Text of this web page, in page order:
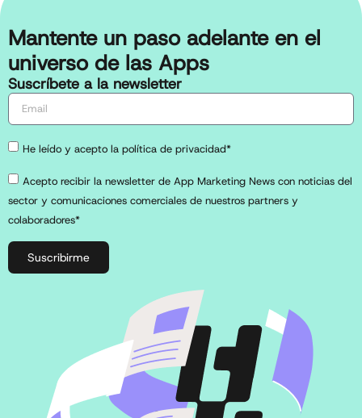
Mantente un paso adelante en el
universo de las Apps
Suscríbete a la newsletter
He leído y acepto la política de privacidad*
Acepto recibir la newsletter de App Marketing News con noticias del
sector y comunicaciones comerciales de nuestros partners y
colaboradores*
Suscribirme